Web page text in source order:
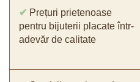
✔ Prețuri prietenoase
pentru bijuterii placate într-
adevăr de calitate